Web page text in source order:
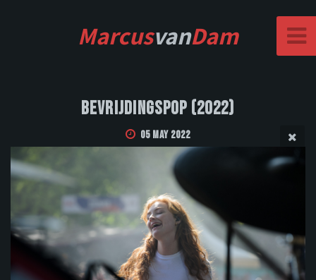
MarcusvanDam
Bevrijdingspop (2022)
05 May 2022